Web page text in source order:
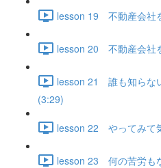
lesson 19 不動産会社
lesson 20 不動産会社
lesson 21 誰も知らな
(3:29)
lesson 22 やってみて
lesson 23 何の苦労も